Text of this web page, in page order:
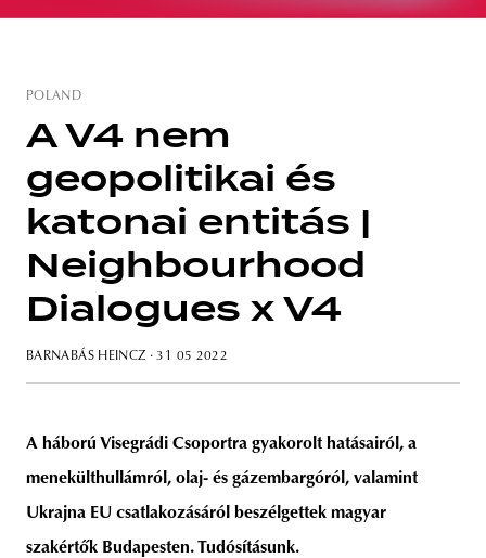
poland branding
POLAND
A V4 nem
geopolitikai és
katonai entitás |
Neighbourhood
Dialogues x V4
BARNABÁS HEINCZ · 31 05 2022
A háború Visegrádi Csoportra gyakorolt hatásairól, a
menekülthullámról, olaj- és gázembargóról, valamint
Ukrajna EU csatlakozásáról beszélgettek magyar
szakértők Budapesten. Tudósításunk.